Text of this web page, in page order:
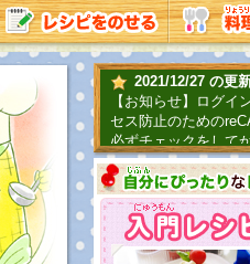
2021/12/27 の更
【お知らせ】ログイ
セス防止のための
必ずチェックをして
2019/06/04 の更
ファーマ村からコー
2018/07/01 の更新
チャレンジ企画第三